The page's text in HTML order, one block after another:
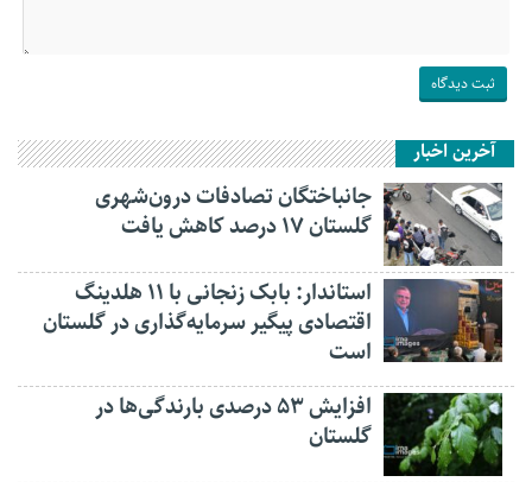
آخرین اخبار
جانباختگان تصادفات درون‌شهری
گلستان ۱۷ درصد کاهش یافت
استاندار: بابک زنجانی با ۱۱ هلدینگ
اقتصادی پیگیر سرمایه‌گذاری در گلستان
است
افزایش ۵۳ درصدی بارندگی‌ها در
گلستان